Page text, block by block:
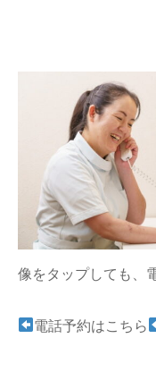
像をタップしても、
電話予約はこちら